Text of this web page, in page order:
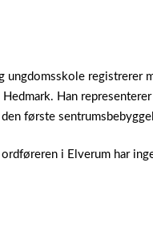
ungdomsskole
Han
første
i Elverum har